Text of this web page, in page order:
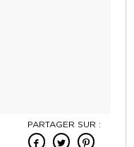
PARTAGER SUR :